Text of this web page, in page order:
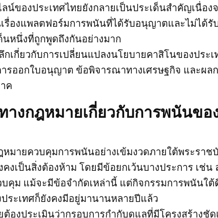
ของประเทศไทยยังกลายเป็นประเด็นสำคัญเนื่อง
รื่องแพลตฟอร์มการพนันที่ได้รับอนุญาตและไม่ได้
นหนึ่งที่ถูกพูดถึงกันอย่างมาก
เกี่ยวกับการเปลี่ยนแปลงนโยบายคาสิโนของประ
รออกใบอนุญาต ข้อพิจารณาทางเศรษฐกิจ และผล
ค
างกฎหมายเกี่ยวกับการพนันขอ
มายควบคุมการพนันอย่างเข้มงวดภายใต้พระรา
เป็นสิ่งต้องห้าม โดยมีข้อยกเว้นบางประการ เช่น
คุม แม้จะมีข้อจำกัดเหล่านี้ แต่กิจกรรมการพนันใ
ระเทศก็ยังคงมีอยู่มานานหลายปีแล้ว
งประเมินว่ากรอบการกำกับดูแลที่มีโครงสร้างชัด